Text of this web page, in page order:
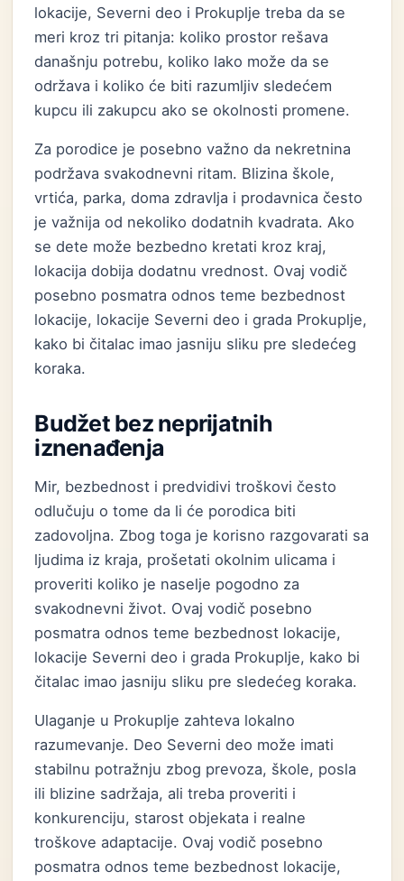
lokacije, Severni deo i Prokuplje treba da se
meri kroz tri pitanja: koliko prostor rešava
današnju potrebu, koliko lako može da se
održava i koliko će biti razumljiv sledećem
kupcu ili zakupcu ako se okolnosti promene.
Za porodice je posebno važno da nekretnina
podržava svakodnevni ritam. Blizina škole,
vrtića, parka, doma zdravlja i prodavnica često
je važnija od nekoliko dodatnih kvadrata. Ako
se dete može bezbedno kretati kroz kraj,
lokacija dobija dodatnu vrednost. Ovaj vodič
posebno posmatra odnos teme bezbednost
lokacije, lokacije Severni deo i grada Prokuplje,
kako bi čitalac imao jasniju sliku pre sledećeg
koraka.
Budžet bez neprijatnih
iznenađenja
Mir, bezbednost i predvidivi troškovi često
odlučuju o tome da li će porodica biti
zadovoljna. Zbog toga je korisno razgovarati sa
ljudima iz kraja, prošetati okolnim ulicama i
proveriti koliko je naselje pogodno za
svakodnevni život. Ovaj vodič posebno
posmatra odnos teme bezbednost lokacije,
lokacije Severni deo i grada Prokuplje, kako bi
čitalac imao jasniju sliku pre sledećeg koraka.
Ulaganje u Prokuplje zahteva lokalno
razumevanje. Deo Severni deo može imati
stabilnu potražnju zbog prevoza, škole, posla
ili blizine sadržaja, ali treba proveriti i
konkurenciju, starost objekata i realne
troškove adaptacije. Ovaj vodič posebno
posmatra odnos teme bezbednost lokacije,